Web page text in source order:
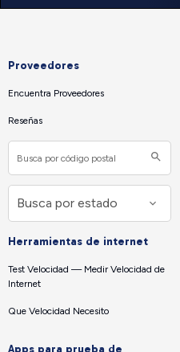
Proveedores
Encuentra Proveedores
Reseñas
Herramientas de internet
Test Velocidad — Medir Velocidad de
Internet
Que Velocidad Necesito
Apps para prueba de